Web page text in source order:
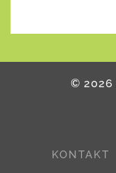
© 2026
KONTAKT